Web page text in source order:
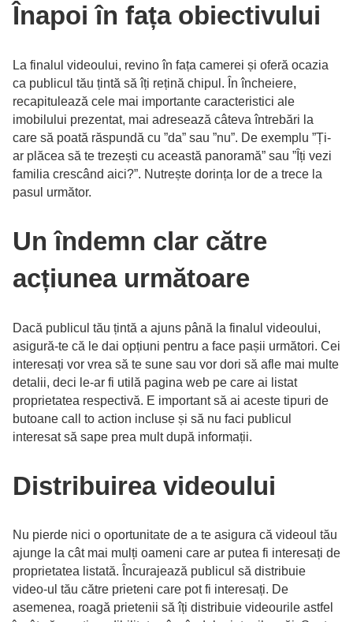
Înapoi în fața obiectivului
La finalul videoului, revino în fața camerei și oferă ocazia
ca publicul tău țintă să îți rețină chipul. În încheiere,
recapitulează cele mai importante caracteristici ale
imobilului prezentat, mai adresează câteva întrebări la
care să poată răspundă cu ”da” sau ”nu”. De exemplu ”Ți-
ar plăcea să te trezești cu această panoramă” sau ”Îți vezi
familia crescând aici?”. Nutrește dorința lor de a trece la
pasul următor.
Un îndemn clar către
acțiunea următoare
Dacă publicul tău țintă a ajuns până la finalul videoului,
asigură-te că le dai opțiuni pentru a face pașii următori. Cei
interesați vor vrea să te sune sau vor dori să afle mai multe
detalii, deci le-ar fi utilă pagina web pe care ai listat
proprietatea respectivă. E important să ai aceste tipuri de
butoane call to action incluse și să nu faci publicul
interesat să sape prea mult după informații.
Distribuirea videoului
Nu pierde nici o oportunitate de a te asigura că videoul tău
ajunge la cât mai mulți oameni care ar putea fi interesați de
proprietatea listată. Încurajează publicul să distribuie
video-ul tău către prieteni care pot fi interesați. De
asemenea, roagă prietenii să îți distribuie videourile astfel